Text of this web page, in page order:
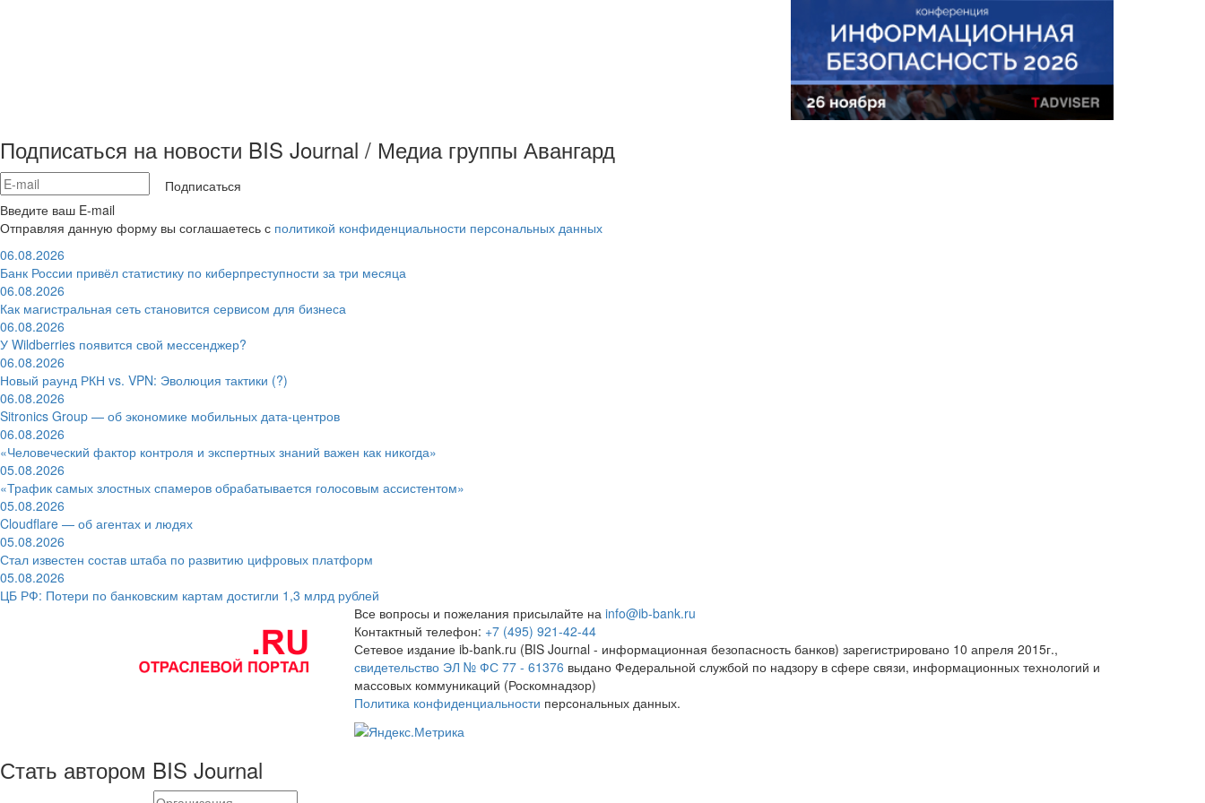
Подписаться на новости BIS Journal / Медиа группы Авангард
Подписаться
Введите ваш E-mail
Отправляя данную форму вы соглашаетесь с политикой конфиденциальности персональных данных
06.08.2026
Банк России привёл статистику по киберпреступности за три месяца
06.08.2026
Как магистральная сеть становится сервисом для бизнеса
06.08.2026
У Wildberries появится свой мессенджер?
06.08.2026
Новый раунд РКН vs. VPN: Эволюция тактики (?)
06.08.2026
Sitronics Group — об экономике мобильных дата-центров
06.08.2026
«Человеческий фактор контроля и экспертных знаний важен как никогда»
05.08.2026
«Трафик самых злостных спамеров обрабатывается голосовым ассистентом»
05.08.2026
Cloudflare — об агентах и людях
05.08.2026
Стал известен состав штаба по развитию цифровых платформ
05.08.2026
ЦБ РФ: Потери по банковским картам достигли 1,3 млрд рублей
Все вопросы и пожелания присылайте на info@ib-bank.ru
Контактный телефон: +7 (495) 921-42-44
Сетевое издание ib-bank.ru (BIS Journal - информационная безопасность банков) зарегистрировано 10 апреля 2015г.,
свидетельство ЭЛ № ФС 77 - 61376 выдано Федеральной службой по надзору в сфере связи, информационных технологий и
массовых коммуникаций (Роскомнадзор)
Политика конфиденциальности персональных данных.
Стать автором BIS Journal